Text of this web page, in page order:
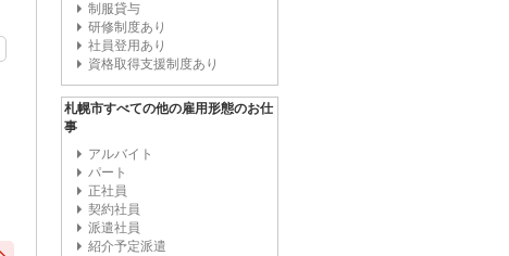
制服貸与
研修制度あり
社員登用あり
資格取得支援制度あり
札幌市すべての他の雇用形態のお仕
事
アルバイト
パート
正社員
契約社員
派遣社員
紹介予定派遣